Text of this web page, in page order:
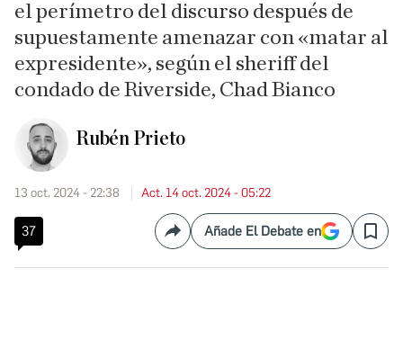
el perímetro del discurso después de
supuestamente amenazar con «matar al
expresidente», según el sheriff del
condado de Riverside, Chad Bianco
Rubén Prieto
13 oct. 2024 - 22:38 Act. 14 oct. 2024 - 05:22
37 CompartirAñade El Debate en Save